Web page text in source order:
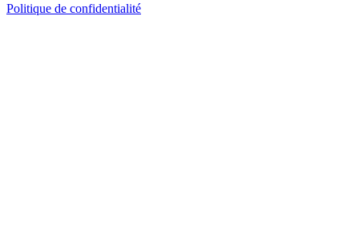
Politique de confidentialité